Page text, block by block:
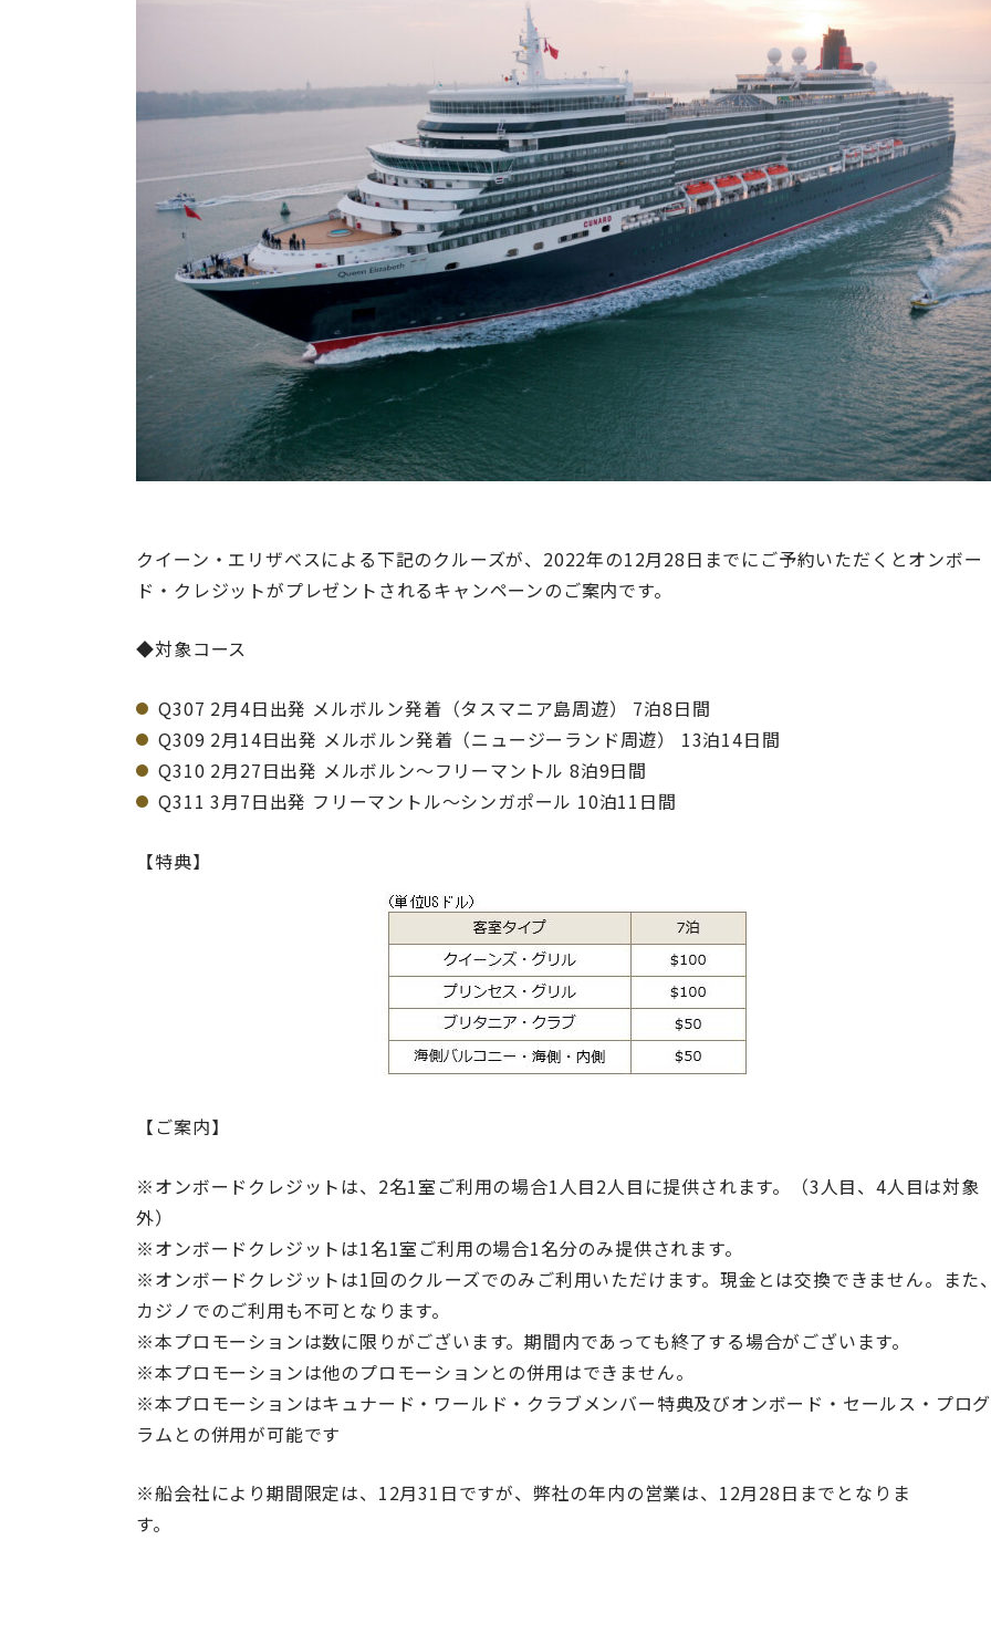
クイーン・エリザベスによる下記のクルーズが、 2022年の12月28日までにご予約いただくとオンボー
ド・クレジットがプレゼントされるキャンペーンのご案内です。
◆対象コース
Q307 2月4日出発 メルボルン発着（タスマニア島周遊） 7泊8日間
Q309 2月14日出発 メルボルン発着（ニュージーランド周遊） 13泊14日間
Q310 2月27日出発 メルボルン～フリーマントル 8泊9日間
Q311 3月7日出発 フリーマントル～シンガポール 10泊11日間
【特典】
【ご案内】
※オンボードクレジットは、 2名1室ご利用の場合1 人目2人目に提供されます。（3人目、4人目は対象
外）
※オンボードクレジットは1名1室ご利用の場合1名分のみ提供されます。
※オンボードクレジットは1回のクルーズでのみご利用いただけます。現金とは交換できません。また、
カジノでのご利用も不可となります。
※本プロモーションは数に限りがございます。期間内であっても終了する場合がございます。
※本プロモーションは他のプロモーションとの併用はできません。
※本プロモーションはキュナード・ワールド・クラブメンバー特典及びオンボード・セールス・プログ
ラムとの併用が可能です
※船会社により期間限定は、12月31日ですが、弊社の年内の営業は、12月28日までとなりま
す。